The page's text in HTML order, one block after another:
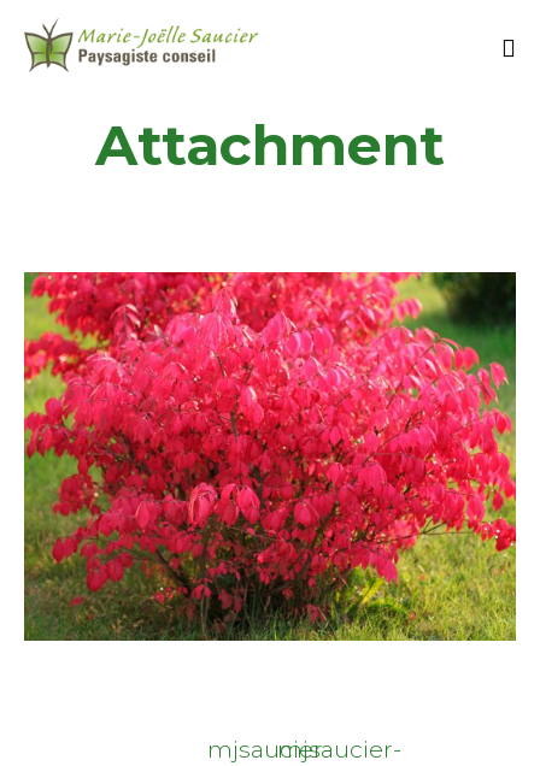
Attachment
mjsaucier-mjsaucier-